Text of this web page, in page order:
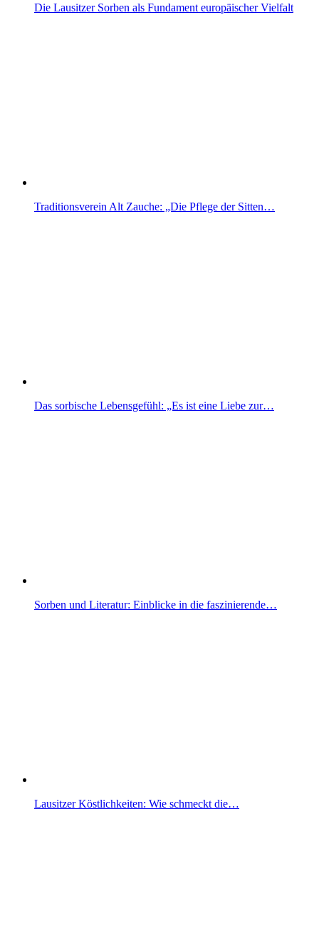
Die Lausitzer Sorben als Fundament europäischer Vielfalt
Traditionsverein Alt Zauche: „Die Pflege der Sitten…
Das sorbische Lebensgefühl: „Es ist eine Liebe zur…
Sorben und Literatur: Einblicke in die faszinierende…
Lausitzer Köstlichkeiten: Wie schmeckt die…